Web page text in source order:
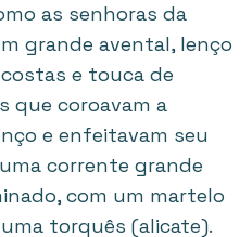
as senhoras da
grande avental, lenço
e touca de
que coroavam a
e enfeitavam seu
corrente grande
com um martelo
torquês (alicate).